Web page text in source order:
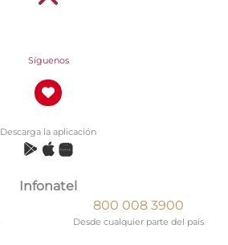
Síguenos
Descarga la aplicación
Infonatel
800 008 3900
Desde cualquier parte del país